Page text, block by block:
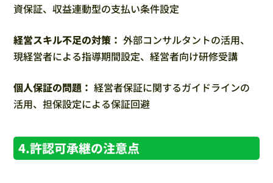
資保証、収益連動型の支払い条件設定
経営スキル不足の対策： 外部コンサルタントの活用、
現経営者による指導期間設定、経営者向け研修受講
個人保証の問題： 経営者保証に関するガイドラインの
活用、担保設定による保証回避
4.許認可承継の注意点